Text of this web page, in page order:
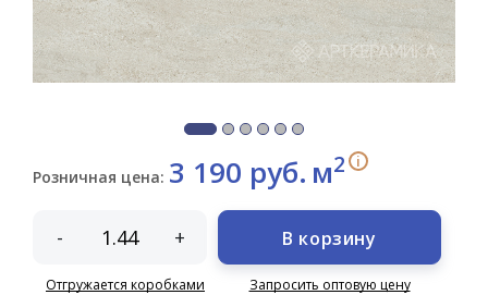
Розничная цена: 3 190 руб. м2 i
- +
Отгружается коробками
В корзину
Запросить оптовую цену